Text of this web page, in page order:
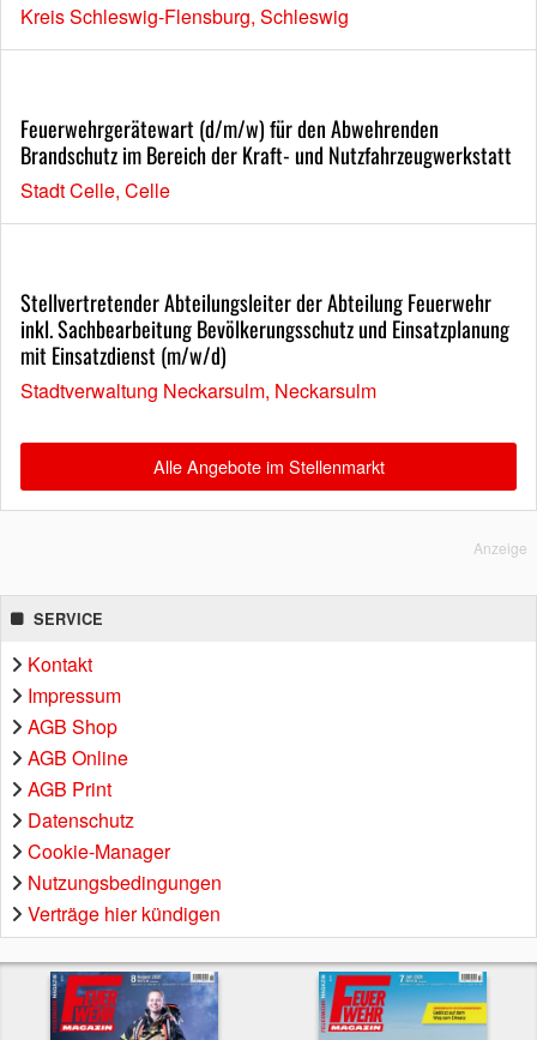
Kreis Schleswig-Flensburg, Schleswig
Feuerwehrgerätewart (d/m/w) für den Abwehrenden
Brandschutz im Bereich der Kraft- und Nutzfahrzeugwerkstatt
Stadt Celle, Celle
Stellvertretender Abteilungsleiter der Abteilung Feuerwehr
inkl. Sachbearbeitung Bevölkerungsschutz und Einsatzplanung
mit Einsatzdienst (m/w/d)
Stadtverwaltung Neckarsulm, Neckarsulm
Alle Angebote im Stellenmarkt
Anzeige
SERVICE
Kontakt
Impressum
AGB Shop
AGB Online
AGB Print
Datenschutz
Cookie-Manager
Nutzungsbedingungen
Verträge hier kündigen